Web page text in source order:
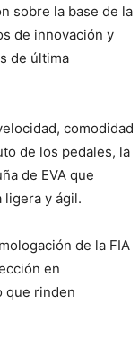
sobre la base de la
de innovación y
de última
comodidad
de los pedales, la
de EVA que
ligera y ágil.
de la FIA
en
que rinden